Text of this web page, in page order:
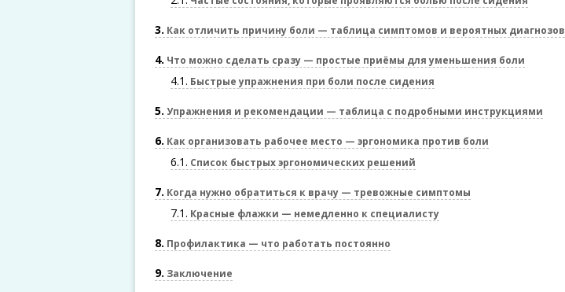
3 Как отличить причину боли — таблица симптомов и вероятных диагнозов
4 Что можно сделать сразу — простые приёмы для уменьшения боли
4.1 Быстрые упражнения при боли после сидения
5 Упражнения и рекомендации — таблица с подробными инструкциями
6 Как организовать рабочее место — эргономика против боли
6.1 Список быстрых эргономических решений
7 Когда нужно обратиться к врачу — тревожные симптомы
7.1 Красные флажки — немедленно к специалисту
8 Профилактика — что работать постоянно
9 Заключение